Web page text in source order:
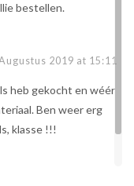
bestellen.
2019 at 15:11
heb gekocht en wéér
Ben weer erg
klasse !!!